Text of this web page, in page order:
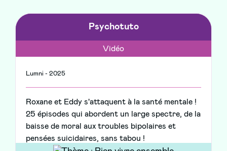
Psychotuto
Vidéo
Lumni - 2025
Roxane et Eddy s'attaquent à la santé mentale !
25 épisodes qui abordent un large spectre, de la
baisse de moral aux troubles bipolaires et
pensées suicidaires, sans tabou !